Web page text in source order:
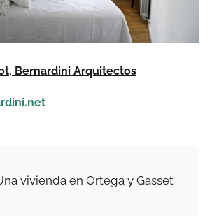
Bernardini Arquitectos
vivienda en Ortega y Gasset